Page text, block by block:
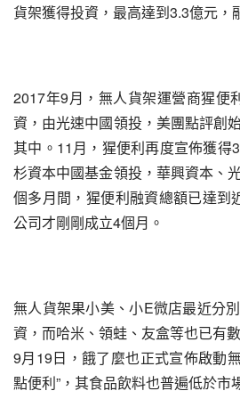
貨架獲得投資，最高達到3.3億元，
2017年9月，無人貨架運營商猩便
資，由光速中國領投，美團點評創
其中。11月，猩便利再度宣佈獲得
杉資本中國基金領投，華興資本、
個多月間，猩便利融資總額已達到
公司才剛剛成立4個月。
無人貨架果小美、小E微店最近分
資，而哈米、領蛙、友盒等也已有
9月19日，餓了麼也正式宣佈啟動
點便利”，其食品飲料也普遍低於市